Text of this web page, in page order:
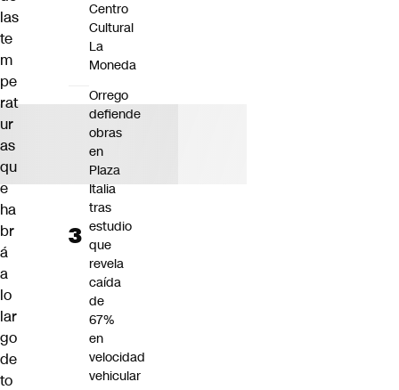
las
te
m
pe
rat
ur
as
qu
e
ha
br
á
a
lo
lar
go
de
to
Centro
Cultural
La
Moneda
Orrego
defiende
obras
en
Plaza
Italia
tras
estudio
que
revela
caída
de
67%
en
velocidad
vehicular